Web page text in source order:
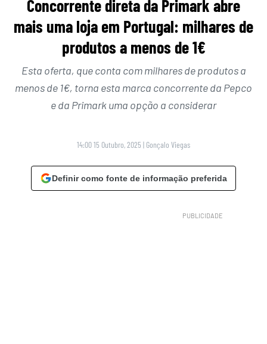
Concorrente direta da Primark abre
mais uma loja em Portugal: milhares de
produtos a menos de 1€
Esta oferta, que conta com milhares de produtos a
menos de 1€, torna esta marca concorrente da Pepco
e da Primark uma opção a considerar
14:00 15 Outubro, 2025 | Gonçalo Viegas
Definir como fonte de informação preferida